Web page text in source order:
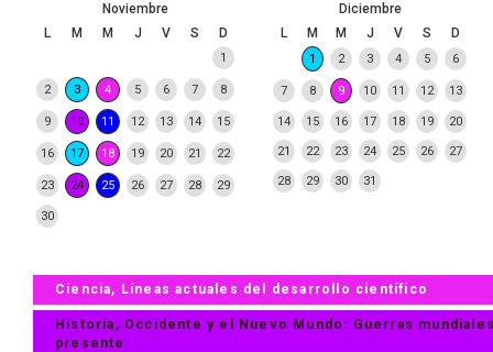
Noviembre
L
M M J V S D
1
2 3 4 5 6 7 8
9 10 11 12 13 14 15
16 17 18 19 20 21 22
23 24 25 26 27 28 29
30
Diciembre
L
M M J V S D
1 2 3 4 5 6
7 8 9 10 11 12 13
14 15 16 17 18 19 20
21 22 23 24 25 26 27
28 29 30 31
Ciencia, Líneas actuales del desarrollo científico
Historia, Occidente y el Nuevo Mundo: Guerras
presente